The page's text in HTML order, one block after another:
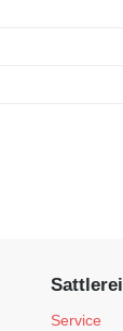
Sattlerei
Service